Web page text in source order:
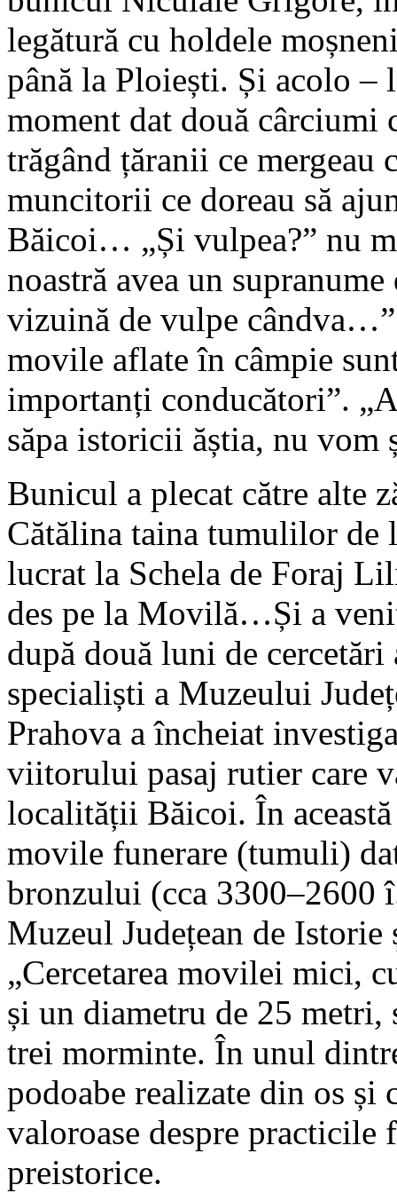
legătură cu holdele
până la Ploiești. Și acolo
moment dat două cârciumi
trăgând țăranii ce mergeau
muncitorii ce doreau să
Băicoi… „Și vulpea?” nu
noastră avea un
vizuină de vulpe
movile aflate în câmpie
importanți conducători”.
săpa istoricii ăștia, nu
Bunicul a plecat către alte
Cătălina taina tumulilor
lucrat la Schela de Foraj
des pe la Movilă…Și a
după două luni de
specialiști a Muzeului
Prahova a încheiat
viitorului pasaj rutier care
localității Băicoi. În
movile funerare (tumuli)
bronzului (cca 3300–2600
Muzeul Județean de
„Cercetarea movilei mici,
și un diametru de 25
trei morminte. În unul
podoabe realizate din os
valoroase despre
preistorice.